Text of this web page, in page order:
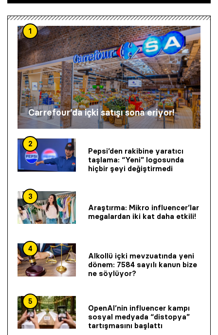
1
Carrefour’da içki satışı sona eriyor!
2
Pepsi’den rakibine yaratıcı
taşlama: “Yeni” logosunda
hiçbir şeyi değiştirmedi
3
Araştırma: Mikro influencer’lar
megalardan iki kat daha etkili!
4
Alkollü içki mevzuatında yeni
dönem: 7584 sayılı kanun bize
ne söylüyor?
5
OpenAI’nin influencer kampı
sosyal medyada “distopya”
tartışmasını başlattı